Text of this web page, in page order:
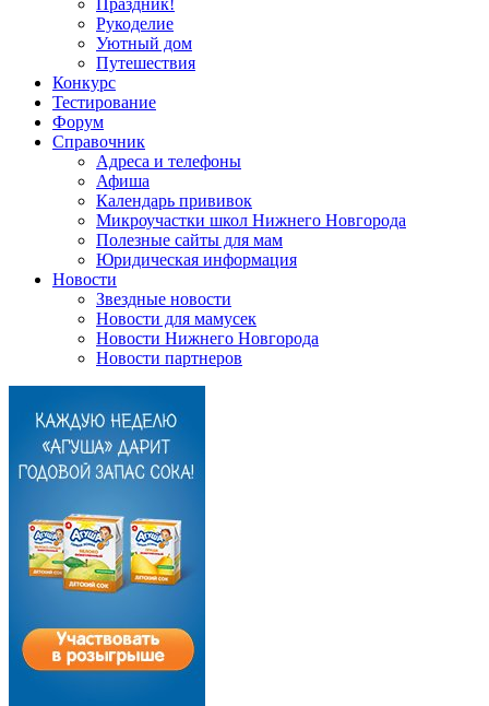
Праздник!
Рукоделие
Уютный дом
Путешествия
Конкурс
Тестирование
Форум
Справочник
Адреса и телефоны
Афиша
Календарь прививок
Микроучастки школ Нижнего Новгорода
Полезные сайты для мам
Юридическая информация
Новости
Звездные новости
Новости для мамусек
Новости Нижнего Новгорода
Новости партнеров